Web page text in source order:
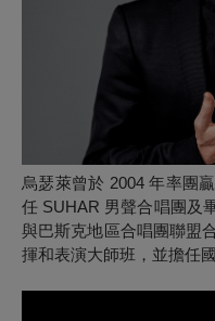
烏瑟萊曾於 2004 年率團
任 SUHAR 男聲合唱團及
與巴斯克地區合唱團聯盟
揮和表演大師班，並擔任